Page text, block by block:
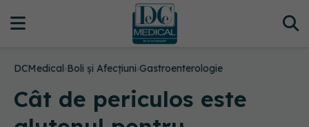
DCMedical›Boli și Afecțiuni›Gastroenterologie
Cât de periculos este